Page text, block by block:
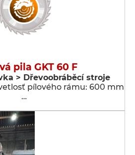
pila GKT 60 F
> Dřevoobráběcí stroje
pílového rámu: 600 mm
…